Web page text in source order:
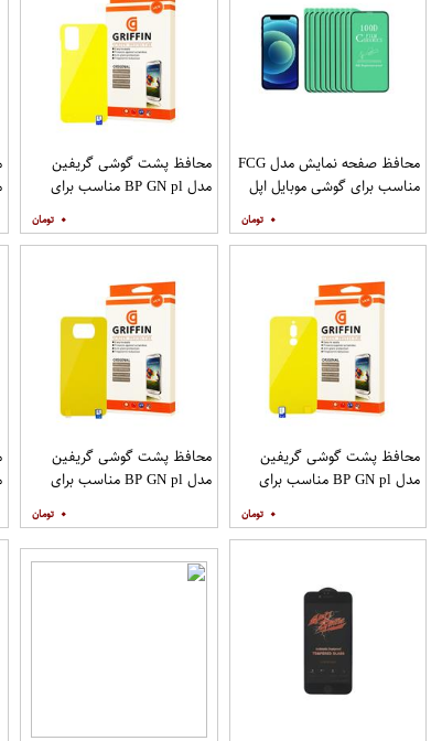
محافظ صفحه نمایش مدل FCG
مناسب برای گوشی موبایل اپل
عددی
۰
محافظ پشت گوشی گریفین
مدل BP GN pl مناسب برای
Galaxy S20 Plus
۰
محافظ پشت گوشی گریفین
مدل BP GN pl مناسب برای
۰
محافظ پشت گوشی گریفین
مدل BP GN pl مناسب برای
۰